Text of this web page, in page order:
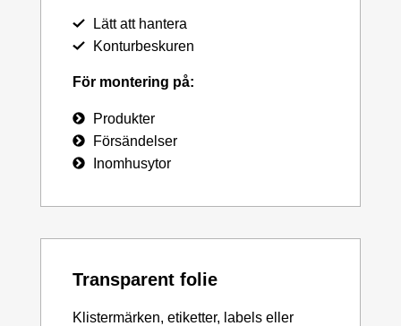
Lätt att hantera
Konturbeskuren
För montering på:
Produkter
Försändelser
Inomhusytor
Transparent folie
Klistermärken, etiketter, labels eller